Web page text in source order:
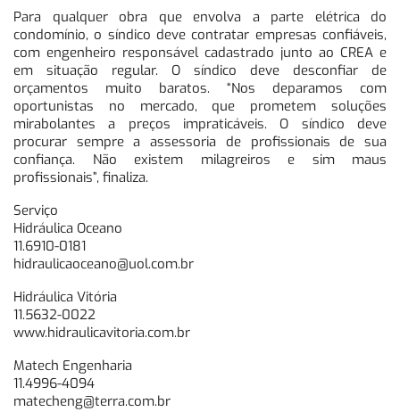
Para qualquer obra que envolva a parte elétrica do
condomínio, o síndico deve contratar empresas confiáveis,
com engenheiro responsável cadastrado junto ao CREA e
em situação regular. O síndico deve desconfiar de
orçamentos muito baratos. “Nos deparamos com
oportunistas no mercado, que prometem soluções
mirabolantes a preços impraticáveis. O síndico deve
procurar sempre a assessoria de profissionais de sua
confiança. Não existem milagreiros e sim maus
profissionais”, finaliza.
Serviço
Hidráulica Oceano
11.6910-0181
hidraulicaoceano@uol.com.br
Hidráulica Vitória
11.5632-0022
www.hidraulicavitoria.com.br
Matech Engenharia
11.4996-4094
matecheng@terra.com.br